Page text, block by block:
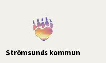
Strömsunds kommun